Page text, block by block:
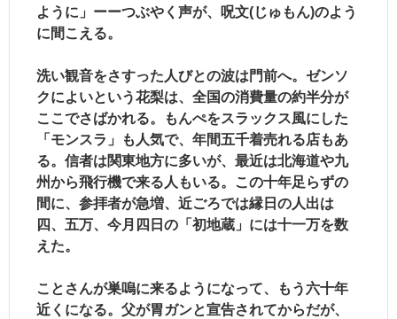
ように」ーーつぶやく声が、呪文(じゅもん)のよう
に間こえる。
洗い観音をさすった人びとの波は門前へ。ゼンソ
クによいという花梨は、全国の消費量の約半分が
ここでさばかれる。もんぺをスラックス風にした
「モンスラ」も人気で、年間五千着売れる店もあ
る。信者は関東地方に多いが、最近は北海道や九
州から飛行機で来る人もいる。この十年足らずの
間に、参拝者が急増、近ごろでは縁日の人出は
四、五万、今月四日の「初地蔵」には十一万を数
えた。
ことさんが巣嗚に来るようになって、もう六十年
近くになる。父が胃ガンと宣告されてからだが、